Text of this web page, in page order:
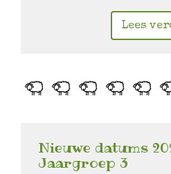
Lees
Nieuwe datums
Jaargroep 3